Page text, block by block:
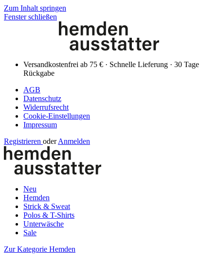
Zum Inhalt springen
Fenster schließen
Versandkostenfrei ab 75 € · Schnelle Lieferung · 30 Tage
Rückgabe
AGB
Datenschutz
Widerrufsrecht
Cookie-Einstellungen
Impressum
Registrieren oder Anmelden
Neu
Hemden
Strick & Sweat
Polos & T-Shirts
Unterwäsche
Sale
Zur Kategorie Hemden